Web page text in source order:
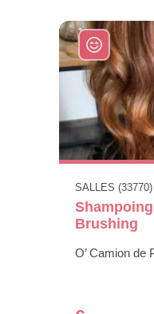
SALLES (33770)
Brushing
O’ Camion de